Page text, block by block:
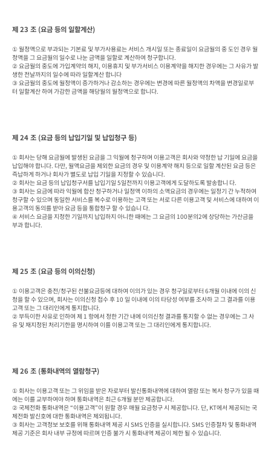
제 23 조 (요금 등의 일할계산)
① 월정액으로 부과되는 기본료 및 부가사용료는 서비스 개시일 또는 종료일이 요금월의 중 도인 경우 월
정액을 그 요금월의 일수로 나눈 금액을 일할로 계산하여 청구합니다.
② 요금월의 중도에 가입계약의 해지, 이용휴지 및 부가서비스 이용계약을 해지한 경우에는 그 사유가 발
생한 전날까지의 일수에 따라 일할계산 합니다
③ 요금월의 중도에 월정액이 증가하거나 감소하는 경우에는 변경에 따른 월정액의 차액을 변경일로부
터 일할계산 하여 가감한 금액을 해당월의 월정액으로 합니다.
제 24 조 (요금 등의 납입기일 및 납입청구 등)
① 회사는 당해 요금월에 발생된 요금을 그 익월에 청구하며 이용고객은 회사와 약정한 납 기일에 요금을
납입해야 합니다. 다만, 월액요금을 제외한 요금의 경우 및 이용계약 해지 등으로 일할 계산된 요금 등은
즉납하게 하거나 회사가 별도로 납입 기일을 지정할 수 있습니다.
② 회사는 요금 등의 납입청구서를 납입기일 5일전까지 이용고객에게 도달하도록 발송합니 다.
③ 회사는 요금에 따라 익월에 합산 청구하거나 일정액 이하의 소액요금의 경우에는 일정기 간 누적하여
청구할 수 있으며 동일한 서비스를 복수로 이용하는 고객 또는 서로 다른 이용고객 및 서비스에 대하여 이
용고객의 동의를 받아 요금 등을 통합청구 할 수 있습니 다.
④ 서비스 요금을 지정한 기일까지 납입하지 아니한 때에는 그 요금의 100분의2에 상당하는 가산금을
부과 합니다.
제 25 조 (요금 등의 이의신청)
① 이용고객은 충전/청구된 선불요금등에 대하여 이의가 있는 경우 청구일로부터 6개월 이내에 이의 신
청을 할 수 있으며, 회사는 이의신청 접수 후 10 일 이내에 이의 타당성 여부를 조사하 고 그 결과를 이용
고객 또는 그 대리인에게 통지합니다.
② 부득이한 사유로 인하여 제 1 항에서 정한 기간 내에 이의신청 결과를 통지할 수 없는 경우에는 그 사
유 및 재지정된 처리기한을 명시하여 이를 이용고객 또는 그 대리인에게 통지합니다.
제 26 조 (통화내역의 열람청구)
① 회사는 이용고객 또는 그 위임을 받은 자로부터 발신통화내역에 대하여 열람 또는 복사 청구가 있을 때
에는 이를 교부하여야 하며 통화내역은 최근 6개월 분만 제공합니다.
② 국제전화 통화내역은 “이용고객”이 원할 경우 매월 요금청구 시 제공합니다. 단, KT에서 제공되는 국
제전화 발신호에 대한 통화내역은 제외됩니다.
③ 회사는 고객정보 보호를 위해 통화내역 제공 시 SMS 인증을 실시합니다. SMS 인증절차 및 통화내역
제공 기준은 회사 내부 규정에 따르며 인증 불가 시 통화내역 제공이 제한 될 수 있습니다.